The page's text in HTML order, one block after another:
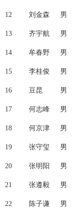
12 刘金森 男
13 齐宇航 男
14 牟春野 男
15 李桂俊 男
16 豆昆 男
17 何志峰 男
18 何京津 男
19 张守玺 男
20 张明阳 男
21 张遵毅 男
22 陈子谦 男